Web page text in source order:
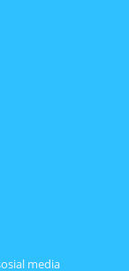
media